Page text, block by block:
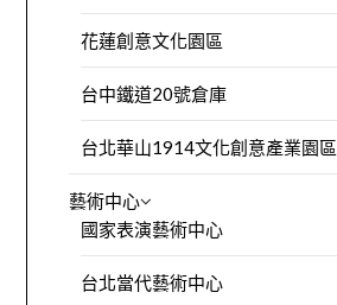
花蓮創意文化園區
台中鐵道20號倉庫
台北華山1914文化創意產業園區
藝術中心
國家表演藝術中心
台北當代藝術中心